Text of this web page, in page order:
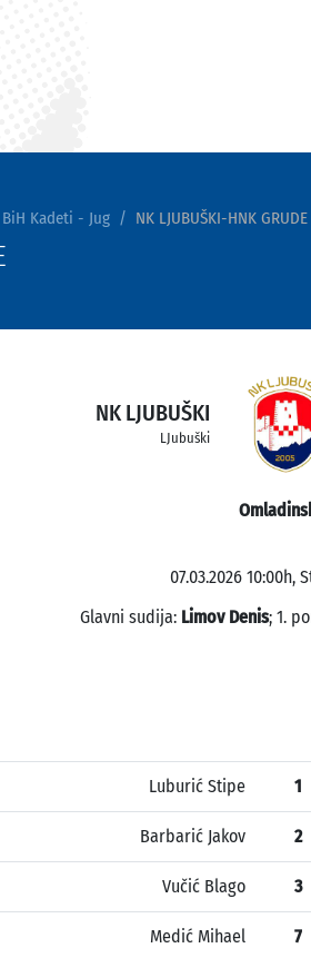
Kadeti - Jug NK LJUBUŠKI-HNK GRUDE
NK LJUBUŠKI
LJubuški
07.03.2026 10:00h,
Glavni sudija: Limov Denis; 1.
Luburić Stipe 1
Barbarić Jakov 2
Vučić Blago 3
Medić Mihael 7